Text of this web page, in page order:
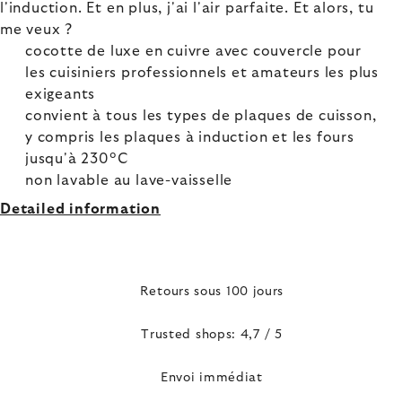
l'induction. Et en plus, j'ai l'air parfaite. Et alors, tu
me veux ?
cocotte de luxe en cuivre avec couvercle pour
les cuisiniers professionnels et amateurs les plus
exigeants
convient à tous les types de plaques de cuisson,
y compris les plaques à induction et les fours
jusqu'à 230°C
non lavable au lave-vaisselle
Detailed information
Retours sous 100 jours
Trusted shops: 4,7 / 5
Envoi immédiat